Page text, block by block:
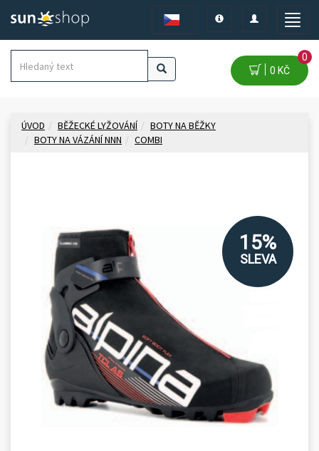
Toggle
Toggle
navigation
Toggle
0 KČ
0
ÚVOD BĚŽECKÉ LYŽOVÁNÍ
BOTY NA BĚŽKY
BOTY NA VÁZÁNÍ NNN
COMBI
15%
SLEVA